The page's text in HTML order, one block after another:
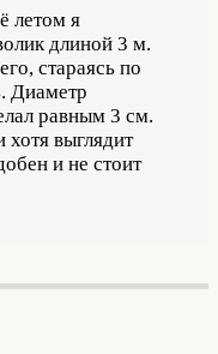
летом я
длиной 3 м.
стараясь по
Диаметр
равным 3 см.
хотя выглядит
и не стоит